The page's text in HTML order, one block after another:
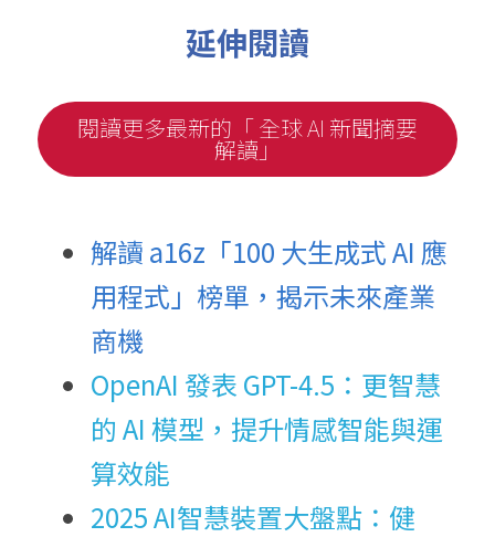
延伸閱讀
閱讀更多最新的「 全球 AI 新聞摘要
解讀」
解讀 a16z「100 大生成式 AI 應
用程式」榜單，揭示未來產業
商機
OpenAI 發表 GPT-4.5：更智慧
的 AI 模型，提升情感智能與運
算效能
2025 AI智慧裝置大盤點：健